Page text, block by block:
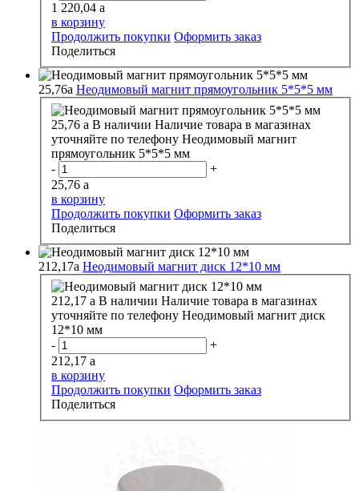
1 220,04 a
в корзину
Продолжить покупки Оформить заказ
Поделиться
25,76a Неодимовый магнит прямоугольник 5*5*5 мм
25,76 a В наличии Наличие товара в магазинах
уточняйте по телефону Неодимовый магнит
прямоугольник 5*5*5 мм
-
+
25,76 a
в корзину
Продолжить покупки Оформить заказ
Поделиться
212,17a Неодимовый магнит диск 12*10 мм
212,17 a В наличии Наличие товара в магазинах
уточняйте по телефону Неодимовый магнит диск
12*10 мм
-
+
212,17 a
в корзину
Продолжить покупки Оформить заказ
Поделиться